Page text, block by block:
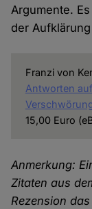
Argumente.
der
Franzi von
Antworten
15,00 Euro
Anmerkung:
Zitaten aus
Rezension